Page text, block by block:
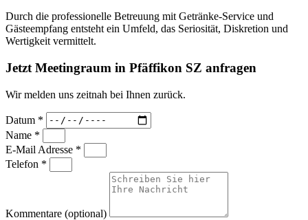
Durch die professionelle Betreuung mit Getränke-Service und
Gästeempfang entsteht ein Umfeld, das Seriosität, Diskretion und
Wertigkeit vermittelt.
Jetzt Meetingraum in Pfäffikon SZ anfragen
Wir melden uns zeitnah bei Ihnen zurück.
Datum *
Name *
E-Mail Adresse *
Telefon *
Kommentare (optional)